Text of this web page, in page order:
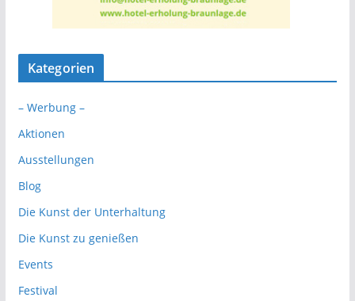
Kategorien
– Werbung –
Aktionen
Ausstellungen
Blog
Die Kunst der Unterhaltung
Die Kunst zu genießen
Events
Festival